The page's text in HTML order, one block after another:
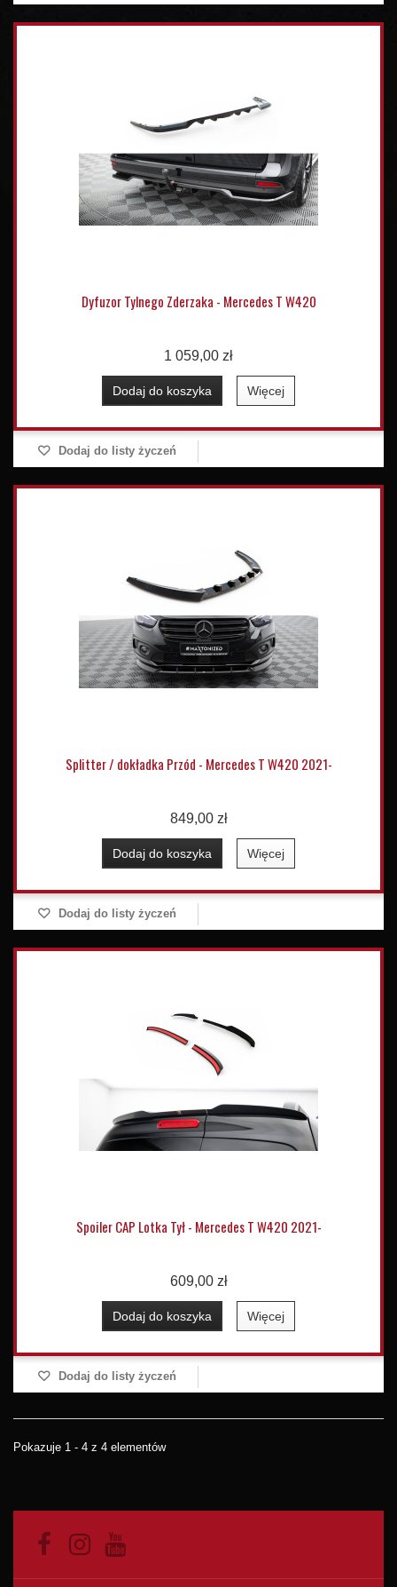
Dyfuzor Tylnego Zderzaka - Mercedes T W420
1 059,00 zł
Dodaj do koszyka Więcej
Dodaj do listy życzeń
Splitter / dokładka Przód - Mercedes T W420 2021-
849,00 zł
Dodaj do koszyka Więcej
Dodaj do listy życzeń
Spoiler CAP Lotka Tył - Mercedes T W420 2021-
609,00 zł
Dodaj do koszyka Więcej
Dodaj do listy życzeń
Pokazuje 1 - 4 z 4 elementów